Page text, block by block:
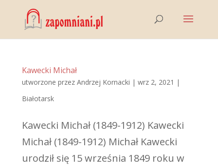
Kawecki Michał
utworzone przez Andrzej Kornacki | wrz 2, 2021 |
Białotarsk
Kawecki Michał (1849-1912) Kawecki
Michał (1849-1912) Michał Kawecki
urodził się 15 września 1849 roku w